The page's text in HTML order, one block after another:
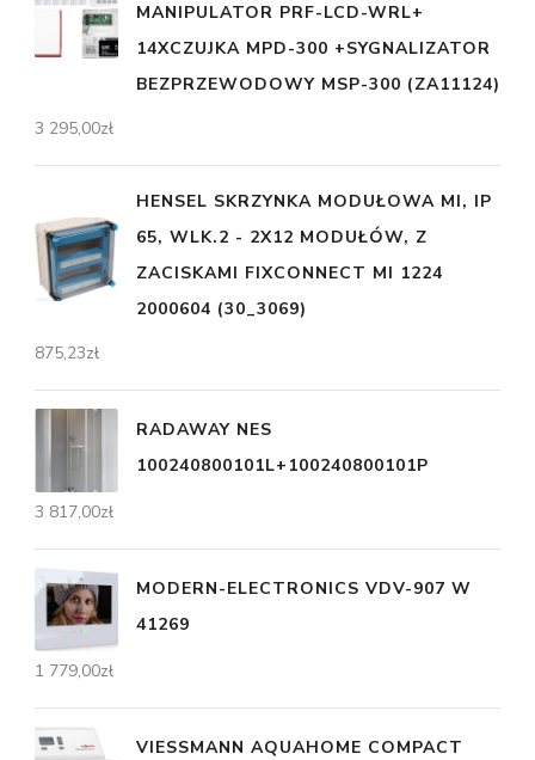
MANIPULATOR PRF-LCD-WRL+
14XCZUJKA MPD-300 +SYGNALIZATOR
BEZPRZEWODOWY MSP-300 (ZA11124)
3 295,00zł
HENSEL SKRZYNKA MODUŁOWA MI, IP
65, WLK.2 - 2X12 MODUŁÓW, Z
ZACISKAMI FIXCONNECT MI 1224
2000604 (30_3069)
875,23zł
RADAWAY NES
100240800101L+100240800101P
3 817,00zł
MODERN-ELECTRONICS VDV-907 W
41269
1 779,00zł
VIESSMANN AQUAHOME COMPACT